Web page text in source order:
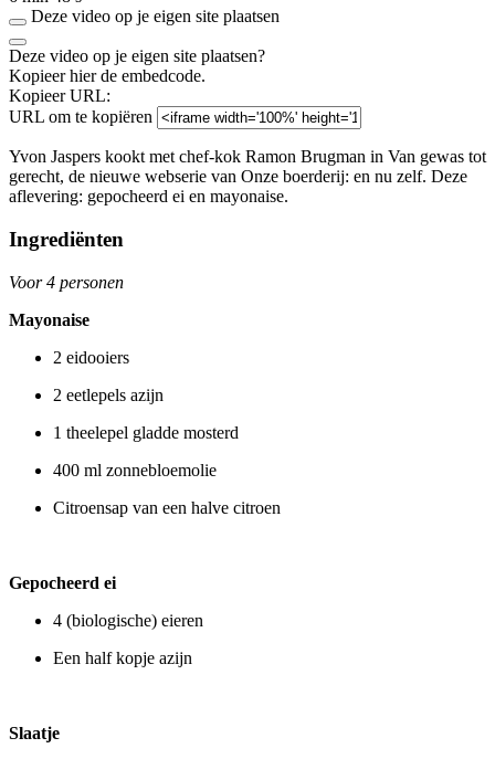
Deze video op je eigen site plaatsen
Deze video op je eigen site plaatsen?
Kopieer hier de embedcode.
Kopieer URL:
URL om te kopiëren
Yvon Jaspers kookt met chef-kok Ramon Brugman in Van gewas tot
gerecht, de nieuwe webserie van Onze boerderij: en nu zelf. Deze
aflevering: gepocheerd ei en mayonaise.
Ingrediënten
Voor 4 personen
Mayonaise
2 eidooiers
2 eetlepels azijn
1 theelepel gladde mosterd
400 ml zonnebloemolie
Citroensap van een halve citroen
Gepocheerd ei
4 (biologische) eieren
Een half kopje azijn
Slaatje